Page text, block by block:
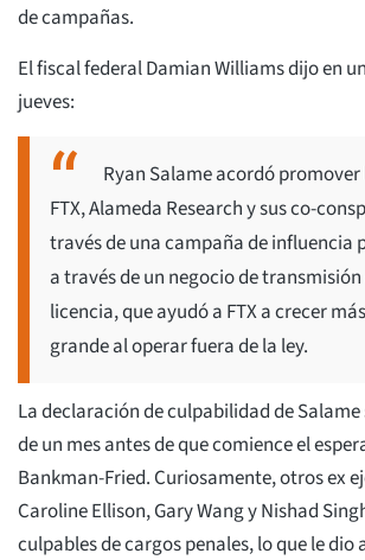
de campañas.
El fiscal federal Damian Williams dijo en un
jueves:
Ryan Salame acordó promover
FTX, Alameda Research y sus co-
través de una campaña de influencia
a través de un negocio de
licencia, que ayudó a FTX a crecer
grande al operar fuera de la ley.
La declaración de culpabilidad de
de un mes antes de que comience el
Bankman-Fried. Curiosamente, otros ex
Caroline Ellison, Gary Wang y Nishad
culpables de cargos penales, lo que le dio